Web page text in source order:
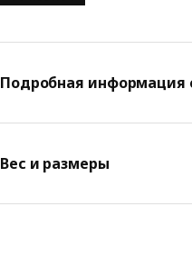
Подробная информация
Вес и размеры